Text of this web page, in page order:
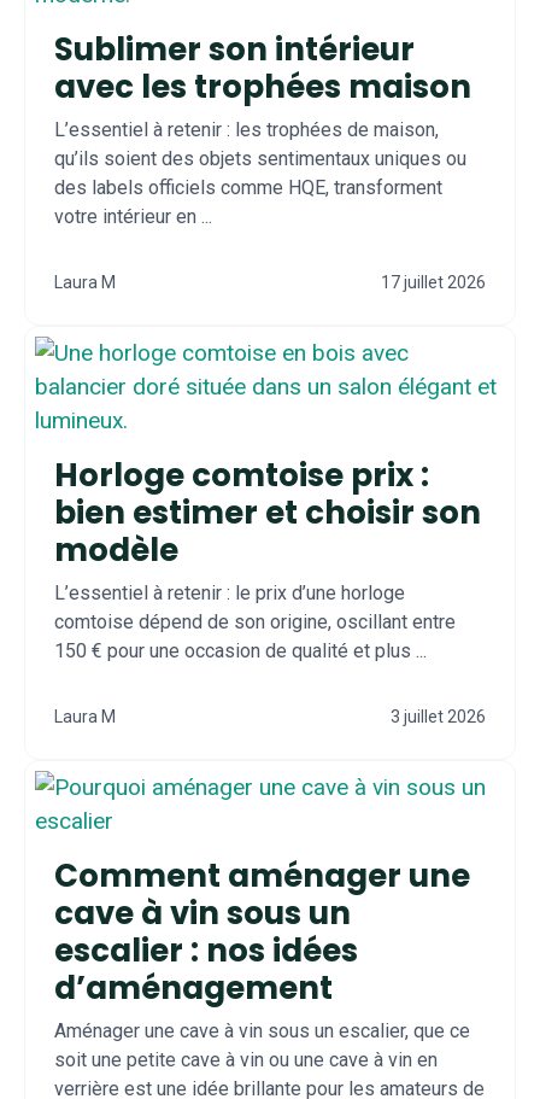
Sublimer son intérieur
avec les trophées maison
L’essentiel à retenir : les trophées de maison,
qu’ils soient des objets sentimentaux uniques ou
des labels officiels comme HQE, transforment
votre intérieur en ...
Laura M 17 juillet 2026
Horloge comtoise prix :
bien estimer et choisir son
modèle
L’essentiel à retenir : le prix d’une horloge
comtoise dépend de son origine, oscillant entre
150 € pour une occasion de qualité et plus ...
Laura M 3 juillet 2026
Comment aménager une
cave à vin sous un
escalier : nos idées
d’aménagement
Aménager une cave à vin sous un escalier, que ce
soit une petite cave à vin ou une cave à vin en
verrière est une idée brillante pour les amateurs de